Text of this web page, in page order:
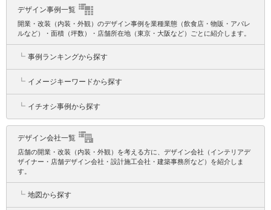
デザイン事例一覧
開業・改装（内装・外観）のデザイン事例を業種業態（飲食店・物販・アパレ
ルなど）・面積（坪数）・店舗所在地（東京・大阪など）ごとに紹介します。
┗ 事例ランキングから探す
┗ イメージキーワードから探す
┗ イチオシ事例から探す
デザイン会社一覧
店舗の開業・改装（内装・外観）を考える方に、デザイン会社（インテリアデ
ザイナー・店舗デザイン会社・設計施工会社・建築事務所など）を紹介しま
す。
┗ 地図から探す